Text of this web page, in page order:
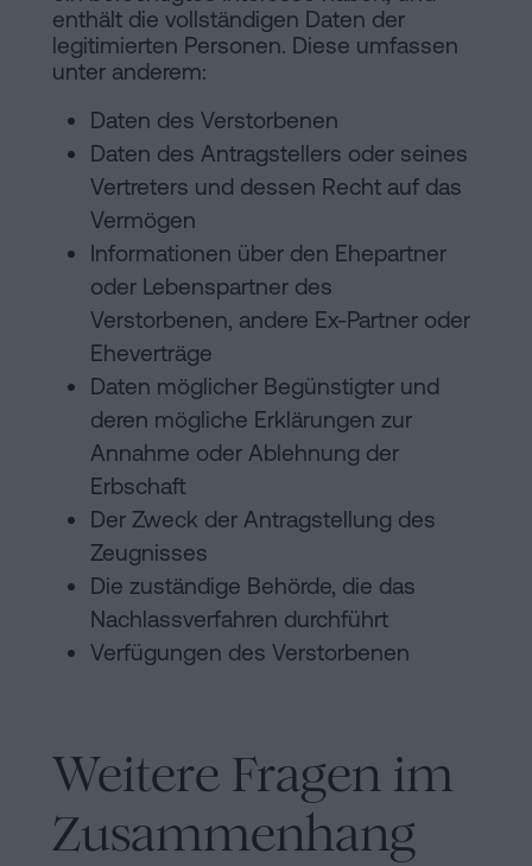
enthält die vollständigen Daten der
legitimierten Personen. Diese umfassen
unter anderem:
Daten des Verstorbenen
Daten des Antragstellers oder seines
Vertreters und dessen Recht auf das
Vermögen
Informationen über den Ehepartner
oder Lebenspartner des
Verstorbenen, andere Ex-Partner oder
Eheverträge
Daten möglicher Begünstigter und
deren mögliche Erklärungen zur
Annahme oder Ablehnung der
Erbschaft
Der Zweck der Antragstellung des
Zeugnisses
Die zuständige Behörde, die das
Nachlassverfahren durchführt
Verfügungen des Verstorbenen
Weitere Fragen im
Zusammenhang